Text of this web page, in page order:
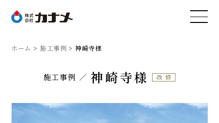
ホーム 施工事例 神崎寺様
施工事例 神崎寺様 改修